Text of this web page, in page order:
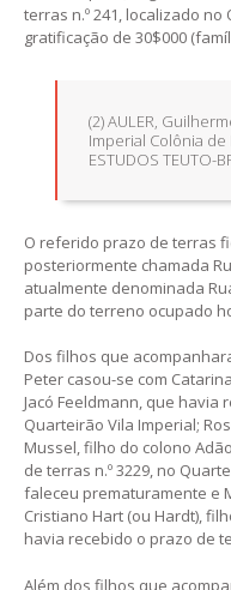
terras n.º 241, localizado
gratificação de 30$000
(2) AULER,
Imperial Colônia de
ESTUDOS TEUTO-
O referido prazo de terras
posteriormente chamada
atualmente denominada
parte do terreno ocupado
Dos filhos que
Peter casou-se com
Jacó Feeldmann, que havia
Quarteirão Vila Imperial;
Mussel, filho do colono
de terras n.º 3229, no
faleceu prematuramente e
Cristiano Hart (ou Hardt),
havia recebido o prazo de
Além dos filhos que